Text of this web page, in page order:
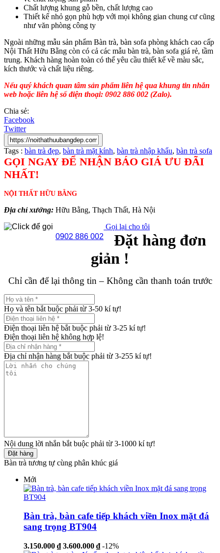
Chất lượng khung gỗ bền, chất lượng cao
Thiết kế nhỏ gọn phù hợp với mọi không gian chung cư cũng
như văn phòng công ty
Ngoài những mẫu sản phẩm Bàn trà, bàn sofa phòng khách cao cấp
Nội Thất Hữu Bằng còn có cả các mẫu bàn trà, bàn sofa giá rẻ, tầm
trung. Khách hàng hoàn toàn có thể yêu cầu thiết kế về màu sắc,
kích thước và chất liệu riêng.
Nếu quý khách quan tâm sản phẩm liên hệ qua khung tin nhắn
web hoặc liên hệ số điện thoại: 0902 886 002 (Zalo).
Chia sẻ:
Facebook
Twitter
Tags : bàn trà đẹp, bàn trà mặt kính, bàn trà nhập khẩu, bàn trà sofa
GỌI NGAY ĐỂ NHẬN BÁO GIÁ ƯU ĐÃI
NHẤT!
NỘI THẤT HỮU BẰNG
Địa chỉ xưởng: Hữu Bằng, Thạch Thất, Hà Nội
0902 886 002
Gọi lại cho tôi
Đặt hàng đơn
giản !
Chỉ cần để lại thông tin – Không cần thanh toán trước
Họ và tên bắt buộc phải từ 3-50 kí tự!
Điện thoại liên hệ bắt buộc phải từ 3-25 kí tự!
Điện thoại liên hệ không hợp lệ!
Địa chỉ nhận hàng bắt buộc phải từ 3-255 kí tự!
Nội dung lời nhắn bắt buộc phải từ 3-1000 kí tự!
Đặt hàng
Bàn trà tương tự cùng phân khúc giá
Mới
Bàn trà, bàn cafe tiếp khách viền Inox mặt đá
sang trọng BT904
3.150.000 ₫ 3.600.000 ₫ -12%